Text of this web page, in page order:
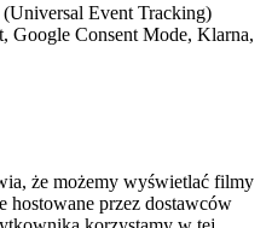
Event Tracking)
Google Consent Mode, Klarna,
że możemy wyświetlać filmy
hostowane przez dostawców